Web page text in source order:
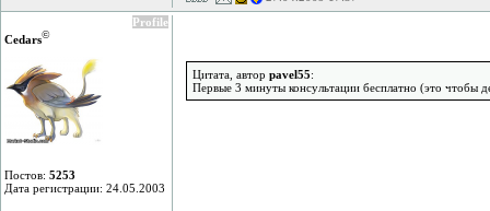
Profile
Cedars©
Постов: 5253
Дата регистрации: 24.05.2003
Цитата, автор pavel55:
Первые 3 минуты консультации бесплатно (это чтобы